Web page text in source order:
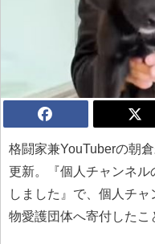
格闘家兼YouTuberの朝
更新。『個人チャンネ
しました』で、個人チ
物愛護団体へ寄付したこ